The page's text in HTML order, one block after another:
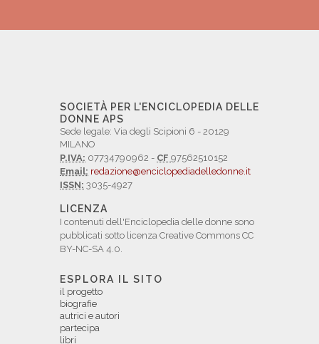
SOCIETÀ PER L'ENCICLOPEDIA DELLE
DONNE APS
Sede legale: Via degli Scipioni 6 - 20129
MILANO
P.IVA: 07734790962 - CF 97562510152
Email: redazione@enciclopediadelledonne.it
ISSN: 3035-4927
LICENZA
I contenuti dell'Enciclopedia delle donne sono
pubblicati sotto licenza Creative Commons CC
BY-NC-SA 4.0.
ESPLORA IL SITO
il progetto
biografie
autrici e autori
partecipa
libri